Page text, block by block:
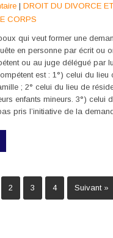
| DROIT DU DIVORCE
CORPS
qui veut former une
en personne par écrit ou
ou au juge délégué par
est : 1°) celui du lieu
; 2° celui du lieu de
enfants mineurs. 3°) celui
pris l’initiative de la
2 3 4 Suivant »